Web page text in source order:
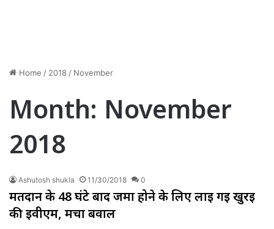
Home / 2018 / November
Month: November
2018
Ashutosh shukla 11/30/2018 0
मतदान के 48 घंटे बाद जमा होने के लिए लाई गई खुरई
की ईवीएम, मचा बवाल